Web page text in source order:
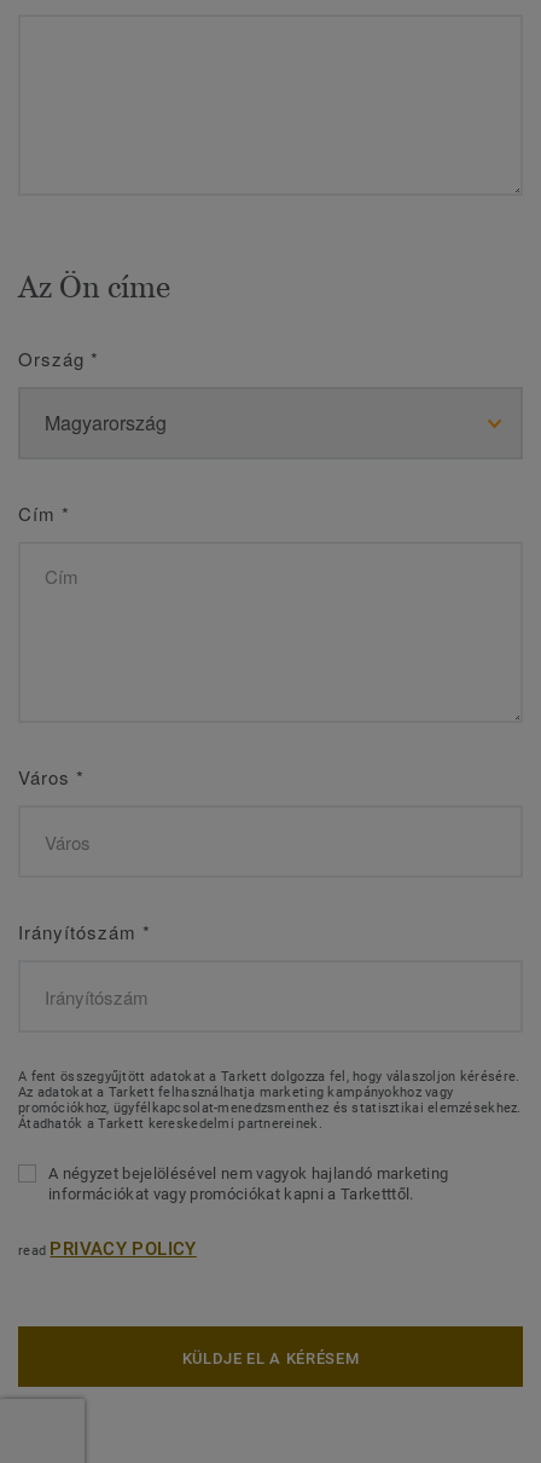
Az Ön címe
Ország *
Cím *
Város *
Irányítószám *
A fent összegyűjtött adatokat a Tarkett dolgozza fel, hogy válaszoljon kérésére.
Az adatokat a Tarkett felhasználhatja marketing kampányokhoz vagy
promóciókhoz, ügyfélkapcsolat-menedzsmenthez és statisztikai elemzésekhez.
Átadhatók a Tarkett kereskedelmi partnereinek.
A négyzet bejelölésével nem vagyok hajlandó marketing
információkat vagy promóciókat kapni a Tarketttől.
read PRIVACY POLICY
KÜLDJE EL A KÉRÉSEM